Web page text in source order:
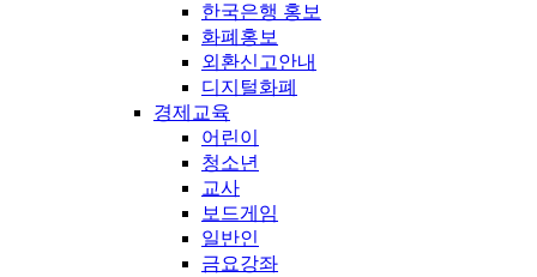
한국은행 홍보
화폐홍보
외환신고안내
디지털화폐
경제교육
어린이
청소년
교사
보드게임
일반인
금요강좌